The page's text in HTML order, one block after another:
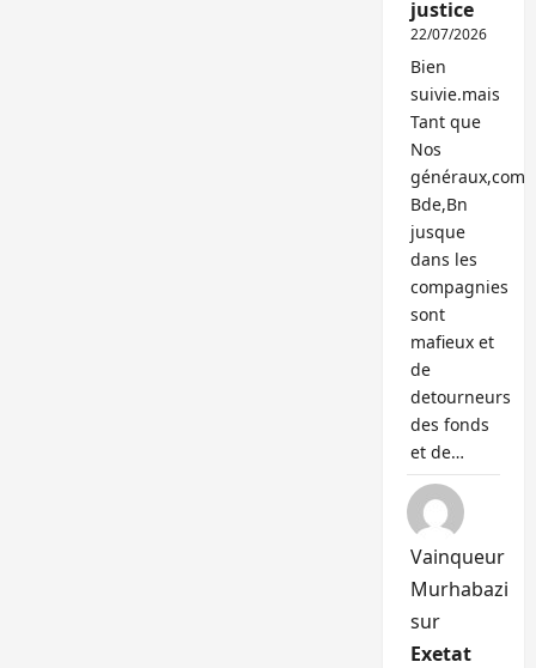
justice
22/07/2026
Bien
suivie.mais
Tant que
Nos
généraux,com
Bde,Bn
jusque
dans les
compagnies
sont
mafieux et
de
detourneurs
des fonds
et de…
Vainqueur
Murhabazi
sur
Exetat